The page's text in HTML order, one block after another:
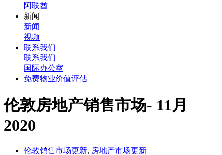
阿联酋
新闻
新闻
视频
联系我们
联系我们
国际办公室
免费物业价值评估
伦敦房地产销售市场- 11月
2020
伦敦销售市场更新, 房地产市场更新